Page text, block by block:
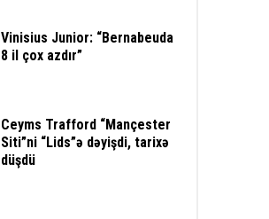
Vinisius Junior: “Bernabeuda
8 il çox azdır”
Ceyms Trafford “Mançester
Siti”ni “Lids”ə dəyişdi, tarixə
düşdü